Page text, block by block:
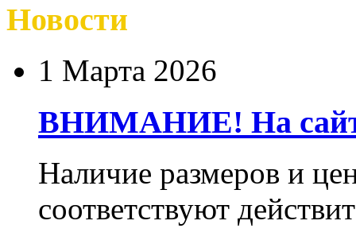
Новости
1 Марта 2026
ВНИМАНИЕ! На сайте
Наличие размеров и
соответствуют